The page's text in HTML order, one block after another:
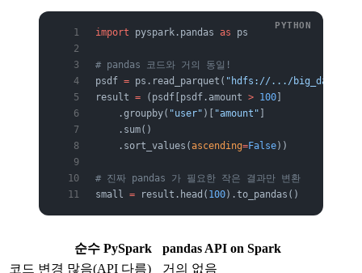
import pyspark.pandas as ps
# pandas 코드와 거의 동일!
psdf = ps.read_parquet( "hdfs://.../big_data"
result = (psdf[psdf.amount > 100]
    .groupby(
"user" )[ "amount" ]
    .sum()
    .sort_values(
ascending=False))
# 진짜 pandas 가 필요한 작은 결과만 변환
small = result.head( 100).to_pandas()
순수 PySpark
pandas API on Spark
코드 변경 많음(API 다름) 거의 없음